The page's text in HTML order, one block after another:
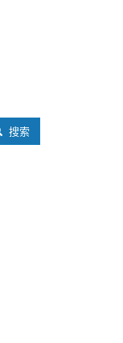
搜索